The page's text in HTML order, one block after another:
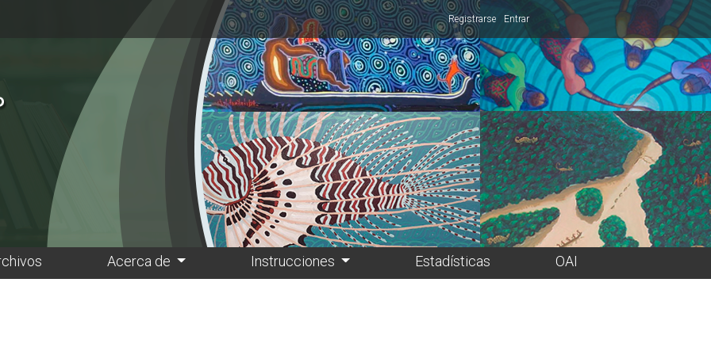
Registrarse Entrar
Acerca de Instrucciones Estadísticas OAI